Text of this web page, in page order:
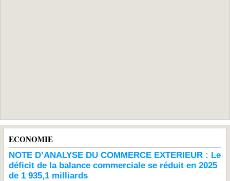
ECONOMIE
NOTE D’ANALYSE DU COMMERCE EXTERIEUR : Le
déficit de la balance commerciale se réduit en 2025
de 1 935,1 milliards